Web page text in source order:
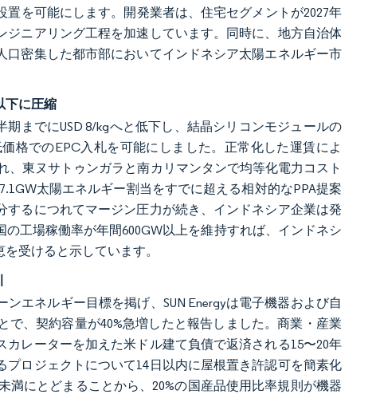
を可能にします。開発業者は、住宅セグメントが2027年
ニアリング工程を加速しています。同時に、地方自治体
密集した都市部においてインドネシア太陽エネルギー市
下に圧縮
期までにUSD 8/kgへと低下し、結晶シリコンモジュールの
格でのEPC入札を可能にしました。正常化した運賃によ
、東ヌサトゥンガラと南カリマンタンで均等化電力コスト
太陽エネルギー割当をすでに超える相対的なPPA提案
るにつれてマージン圧力が続き、インドネシア企業は発
工場稼働率が年間600GW以上を維持すれば、インドネシ
受けると示しています。
エネルギー目標を掲げ、SUN Energyは電子機器および自
、契約容量が40%急増したと報告しました。商業・産業
レーターを加えた米ドル建て負債で返済される15〜20年
ロジェクトについて14日以内に屋根置き許認可を簡素化
にとどまることから、20%の国産品使用比率規則が機器